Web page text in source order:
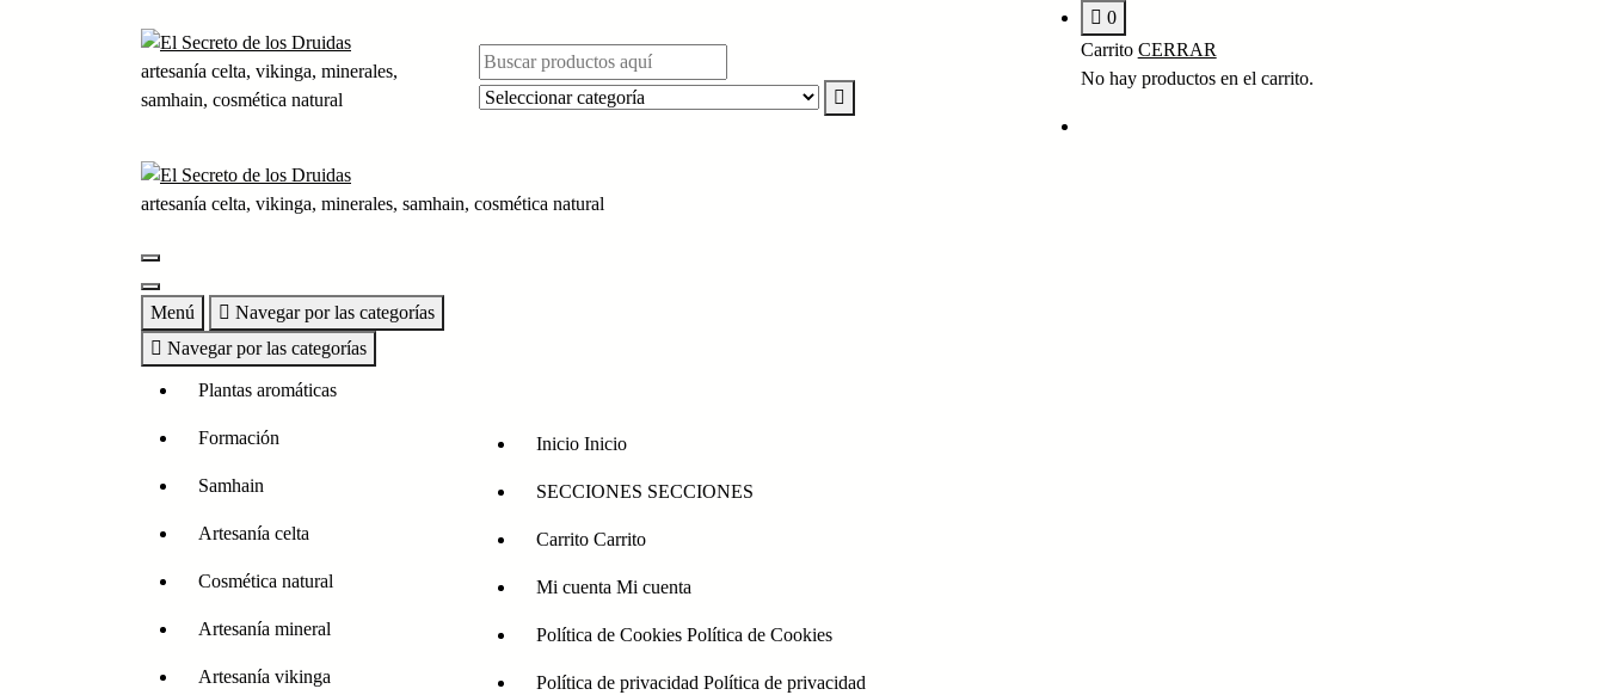
artesanía celta, vikinga, minerales,
samhain, cosmética natural
0
Carrito CERRAR
No hay productos en el carrito.
artesanía celta, vikinga, minerales, samhain, cosmética natural
Menú
Navegar por las categorías
Navegar por las categorías
Plantas aromáticas
Formación
Samhain
Artesanía celta
Cosmética natural
Artesanía mineral
Artesanía vikinga
Inicio Inicio
SECCIONES SECCIONES
Carrito Carrito
Mi cuenta Mi cuenta
Política de Cookies Política de Cookies
Política de privacidad Política de privacidad